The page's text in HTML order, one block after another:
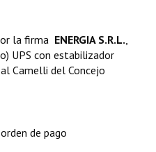
la firma  ENERGIA S.R.L.,
UPS con estabilizador
Camelli del Concejo
de pago